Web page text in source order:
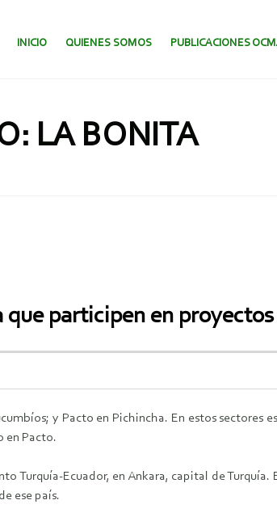
SALTAR AL CONTENIDO.
INICIO QUIENES SOMOS PUBLICACIONES
LA BONITA
participen en
y Pacto en Pichincha. En estos sectores
en Pacto.
Turquía-Ecuador, en Ankara, capital de
ese país.